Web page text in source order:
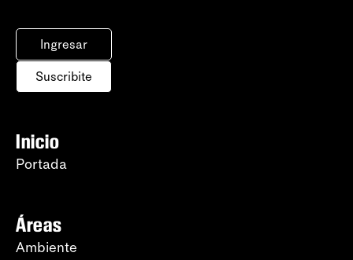
Ingresar
Suscribite
Inicio
Portada
Áreas
Ambiente